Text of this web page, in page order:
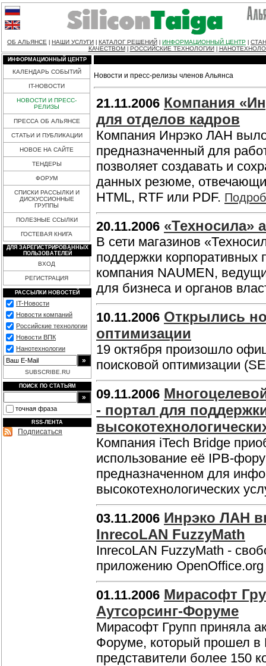
ОБ АЛЬЯНСЕ НАШИ УСЛУГИ КАТАЛОГ РЕШЕНИЙ ИНФОРМАЦИОННЫЙ ЦЕНТР
КАЧЕСТВОМ
РОССИЙСКИЕ ТЕХНОЛОГИИ
ИНФОРМАЦИОННЫЙ ЦЕНТР
КАЛЕНДАРЬ СОБЫТИЙ
IT-НОВОСТИ
НОВОСТИ И ПРЕСС-
РЕЛИЗЫ
ПРЕССА ОБ АЛЬЯНСЕ
СТАТЬИ И ПУБЛИКАЦИИ
НОВОЕ НА САЙТЕ
ТЕНДЕРЫ
ФОРУМ
СПИСКИ РАССЫЛКИ И
ДИСКУССИОННЫЕ
ГРУППЫ
ПОЛЕЗНЫЕ ССЫЛКИ
ГОСТЕВАЯ КНИГА
ДЛЯ ЗАРЕГИСТРИРОВАННЫХ
ПОЛЬЗОВАТЕЛЕЙ
ВХОД
РЕГИСТРАЦИЯ
РАССЫЛКИ НОВОСТЕЙ
IT-Новости
Новости компаний
Российские технологии
Новости ВПК
Нанотехнологии
SUBSCRIBE.RU
ПОИСК ПО СТАТЬЯМ
точная фраза
RSS-ЛЕНТА
Подписаться
Новости и пресс-релизы членов Альянса
21.11.2006 Компания
для отделов кадров
Компания Инрэко ЛАН
предназначенный для
позволяет создавать и
данных резюме,
HTML, RTF или PDF.
20.11.2006 «Техносила»
В сети магазинов
поддержки корпоративных
компания NAUMEN,
для бизнеса и органов
10.11.2006 Открылись
оптимизации
19 октября произошло
поисковой оптимизации
09.11.2006
- портал для
Компания iTech Bridge
использование её IPB-
предназначенном для
высокотехнологических
03.11.2006 Инрэко ЛАН
InrecoLAN FuzzyMath
InrecoLAN FuzzyMath -
приложению
01.11.2006 Мирасофт
Аутсорсинг-Форуме
Мирасофт Групп приняла
Форуме, который прошел в
представители более 150